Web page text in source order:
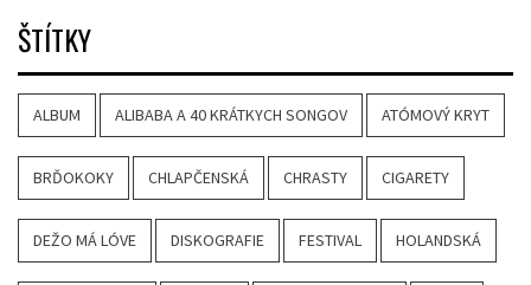
ŠTÍTKY
ALBUM ALIBABA A 40 KRÁTKYCH SONGOV ATÓMOVÝ KRYT
BRĎOKOKY CHLAPČENSKÁ CHRASTY CIGARETY
DEŽO MÁ LÓVE DISKOGRAFIE FESTIVAL HOLANDSKÁ